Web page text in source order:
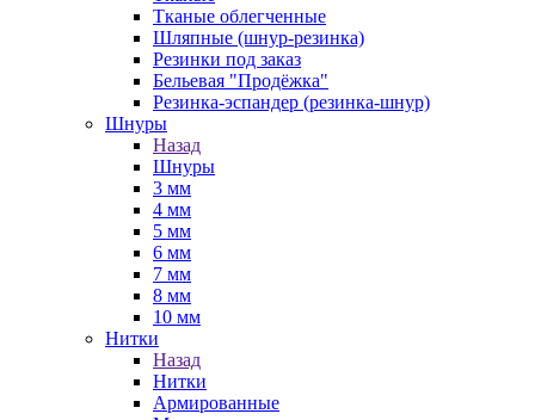
Тканые облегченные
Шляпные (шнур-резинка)
Резинки под заказ
Бельевая "Продёжка"
Резинка-эспандер (резинка-шнур)
Шнуры
Назад
Шнуры
3 мм
4 мм
5 мм
6 мм
7 мм
8 мм
10 мм
Нитки
Назад
Нитки
Армированные